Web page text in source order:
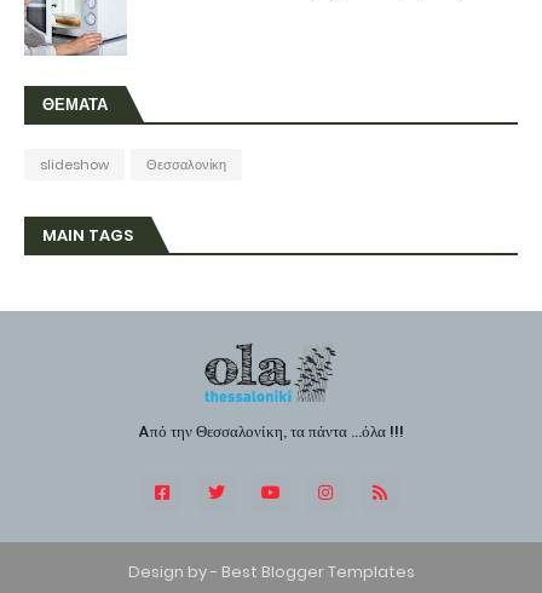
ΘΕΜΑΤΑ
slideshow Θεσσαλονίκη
MAIN TAGS
Aπό την Θεσσαλονίκη, τα πάντα ...όλα !!!
Design by - Best Blogger Templates